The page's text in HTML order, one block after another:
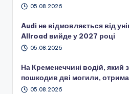
05.08.2026
Audi не відмовляється від
Allroad вийде у 2027 році
05.08.2026
На Кременеччині водій, який
пошкодив дві могили,
05.08.2026